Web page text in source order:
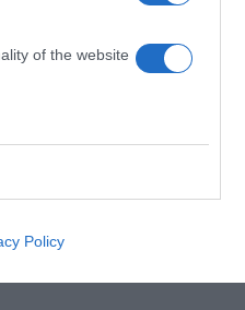
of the website
Policy
meg